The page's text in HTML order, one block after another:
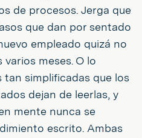
de procesos. Jerga que
que dan por sentado
empleado quizá no
meses. O lo
simplificadas que los
dejan de leerlas, y
mente nunca se
escrito. Ambas